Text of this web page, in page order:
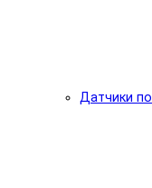
Датчики